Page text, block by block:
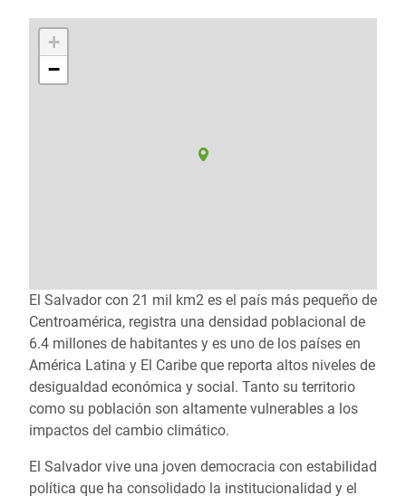
+
−
El Salvador con 21 mil km2 es el país más pequeño de
Centroamérica, registra una densidad poblacional de
6.4 millones de habitantes y es uno de los países en
América Latina y El Caribe que reporta altos niveles de
desigualdad económica y social. Tanto su territorio
como su población son altamente vulnerables a los
impactos del cambio climático.
El Salvador vive una joven democracia con estabilidad
política que ha consolidado la institucionalidad y el